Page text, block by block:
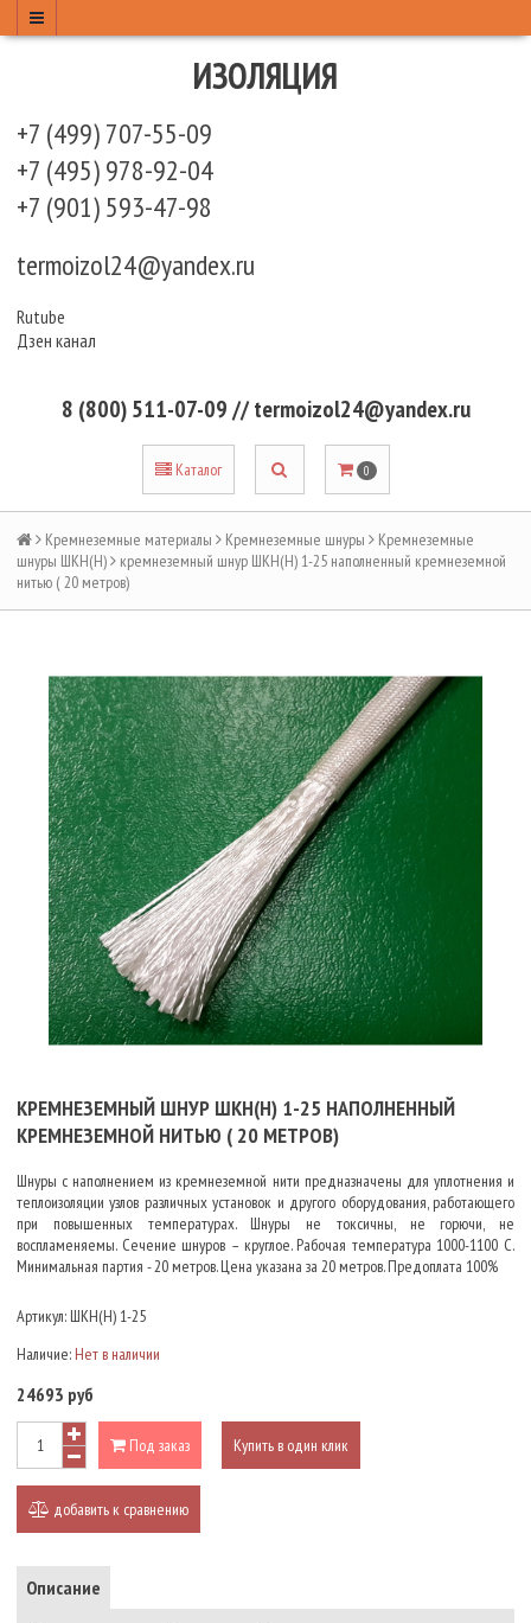
ИЗОЛЯЦИЯ
+7 (499) 707-55-09
+7 (495) 978-92-04
+7 (901) 593-47-98
termoizol24@yandex.ru
Rutube
Дзен канал
8 (800) 511-07-09 // termoizol24@yandex.ru
Каталог 0
Кремнеземные материалы Кремнеземные шнуры
Кремнеземные
шнуры ШКН(Н)
кремнеземный шнур ШКН(Н) 1-25 наполненный кремнеземной
нитью ( 20 метров)
КРЕМНЕЗЕМНЫЙ ШНУР ШКН(Н) 1-25 НАПОЛНЕННЫЙ
КРЕМНЕЗЕМНОЙ НИТЬЮ ( 20 МЕТРОВ)
Шнуры с наполнением из кремнеземной нити предназначены для уплотнения и
теплоизоляции узлов различных установок и другого оборудования, работающего
при повышенных температурах. Шнуры не токсичны, не горючи, не
воспламеняемы. Сечение шнуров – круглое. Рабочая температура 1000-1100 С.
Минимальная партия - 20 метров. Цена указана за 20 метров. Предоплата 100%
Артикул: ШКН(Н) 1-25
Наличие: Нет в наличии
24693 руб
Под заказ Купить в один клик
добавить к сравнению
Описание